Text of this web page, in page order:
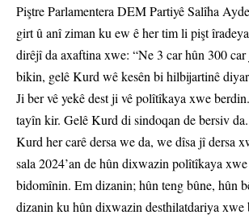
Piştre Parlamentera DEM Partiyê Salîha
girt û anî ziman ku ew ê her tim li pişt
dirêjî da axaftina xwe: “Ne 3 car hûn 300
bikin, gelê Kurd wê kesên bi hilbijartinê
Ji ber vê yekê dest ji vê polîtîkaya xwe
tayîn kir. Gelê Kurd di sindoqan de bersiv
Kurd her carê dersa we da, we dîsa jî dersa
sala 2024’an de hûn dixwazin polîtîkaya
bidomînin. Em dizanin; hûn teng bûne, hûn
dizanin ku hûn dixwazin desthilatdariya